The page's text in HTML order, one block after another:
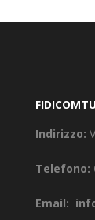
Indirizzo:
Telefono:
Email: